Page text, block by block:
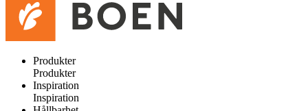
Produkter
Produkter
Inspiration
Inspiration